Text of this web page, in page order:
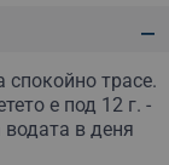
спокойно трасе.
е под 12 г. -
в деня